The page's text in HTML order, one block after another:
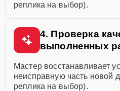
реплика на выбор).
4. Проверка
выполненных
Мастер восстанавливает
неисправную часть новой
реплика на выбор).